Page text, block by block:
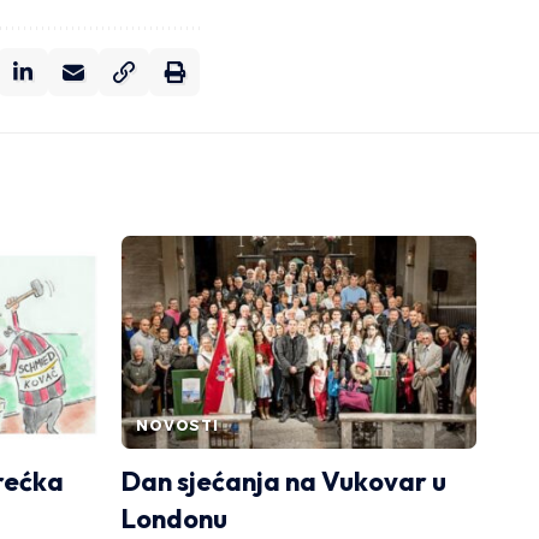
NOVOSTI
Dan sjećanja na Vukovar u
Londonu